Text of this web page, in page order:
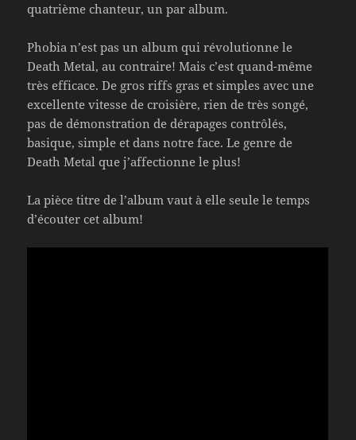
quatrième chanteur, un par album.
Phobia n’est pas un album qui révolutionne le
Death Metal, au contraire! Mais c’est quand-même
très efficace. De gros riffs gras et simples avec une
excellente vitesse de croisière, rien de très songé,
pas de démonstration de dérapages contrôlés,
basique, simple et dans notre face. Le genre de
Death Metal que j’affectionne le plus!
La pièce titre de l’album vaut à elle seule le temps
d’écouter cet album!